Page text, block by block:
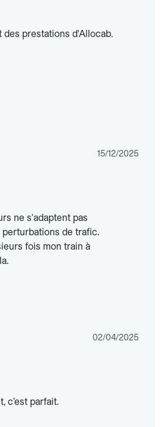
des prestations d'Allocab.
15/12/2025
ne s'adaptent pas
de trafic.
fois mon train à
02/04/2025
c’est parfait.